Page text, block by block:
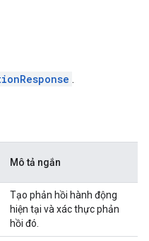
.
Mô tả ngắn
Tạo phản hồi hành động
hiện tại và xác thực phản
hồi đó.